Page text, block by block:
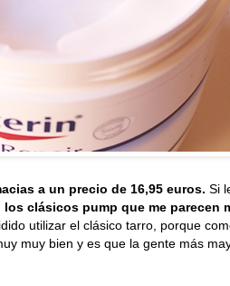
a un precio de 16,95 euros. Si
los clásicos pump que me parecen
utilizar el clásico tarro, porque
muy bien y es que la gente más